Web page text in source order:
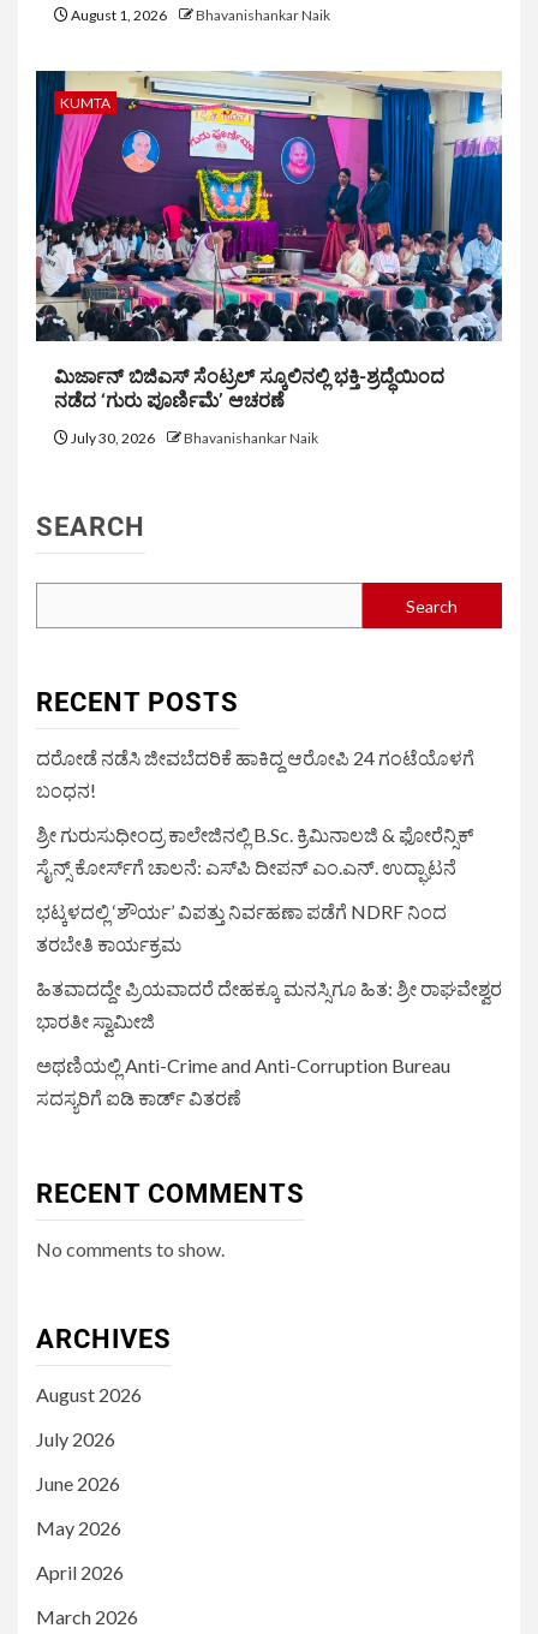
August 1, 2026 Bhavanishankar Naik
KUMTA
ಮಿರ್ಜಾನ್ ಬಿಜಿಎಸ್ ಸೆಂಟ್ರಲ್ ಸ್ಕೂಲಿನಲ್ಲಿ ಭಕ್ತಿ-ಶ್ರದ್ಧೆಯಿಂದ
ನಡೆದ ‘ಗುರು ಪೂರ್ಣಿಮೆ’ ಆಚರಣೆ
July 30, 2026 Bhavanishankar Naik
SEARCH
Search
RECENT POSTS
ದರೋಡೆ ನಡೆಸಿ ಜೀವಬೆದರಿಕೆ ಹಾಕಿದ್ದ ಆರೋಪಿ 24 ಗಂಟೆಯೊಳಗೆ
ಬಂಧನ!
ಶ್ರೀ ಗುರುಸುಧೀಂದ್ರ ಕಾಲೇಜಿನಲ್ಲಿ B.Sc. ಕ್ರಿಮಿನಾಲಜಿ & ಫೋರೆನ್ಸಿಕ್
ಸೈನ್ಸ್ ಕೋರ್ಸ್‌ಗೆ ಚಾಲನೆ: ಎಸ್‌ಪಿ ದೀಪನ್ ಎಂ.ಎನ್. ಉದ್ಘಾಟನೆ
ಭಟ್ಕಳದಲ್ಲಿ ‘ಶೌರ್ಯ’ ವಿಪತ್ತು ನಿರ್ವಹಣಾ ಪಡೆಗೆ NDRF ನಿಂದ
ತರಬೇತಿ ಕಾರ್ಯಕ್ರಮ
ಹಿತವಾದದ್ದೇ ಪ್ರಿಯವಾದರೆ ದೇಹಕ್ಕೂ ಮನಸ್ಸಿಗೂ ಹಿತ: ಶ್ರೀ ರಾಘವೇಶ್ವರ
ಭಾರತೀ ಸ್ವಾಮೀಜಿ
ಅಥಣಿಯಲ್ಲಿ Anti-Crime and Anti-Corruption Bureau
ಸದಸ್ಯರಿಗೆ ಐಡಿ ಕಾರ್ಡ್ ವಿತರಣೆ
RECENT COMMENTS
No comments to show.
ARCHIVES
August 2026
July 2026
June 2026
May 2026
April 2026
March 2026